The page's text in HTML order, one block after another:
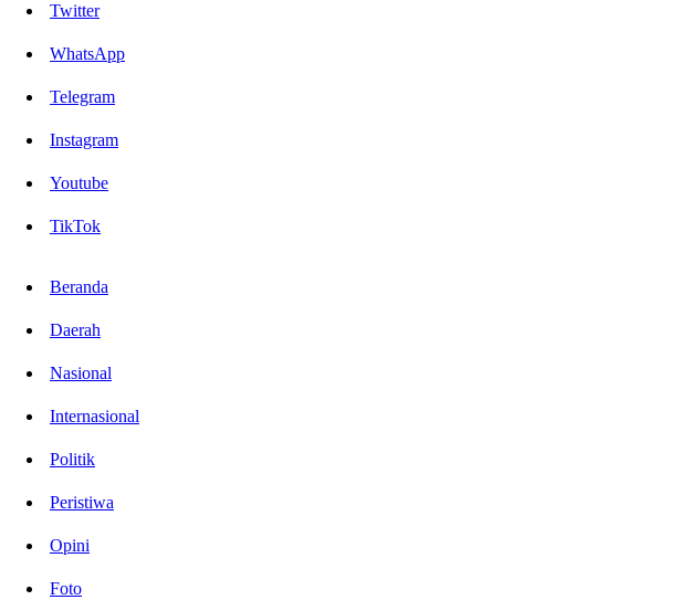
Twitter
WhatsApp
Telegram
Instagram
Youtube
TikTok
Beranda
Daerah
Nasional
Internasional
Politik
Peristiwa
Opini
Foto